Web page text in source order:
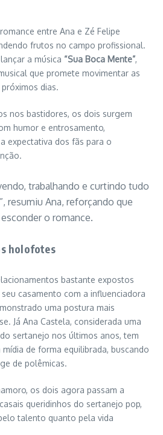
entre Ana e Zé Felipe
frutos no campo profissional.
a música “Sua Boca Mente”,
que promete movimentar as
dias.
nos bastidores, os dois surgem
humor e entrosamento,
expectativa dos fãs para o
trabalhando e curtindo tudo
resumiu Ana, reforçando que
o romance.
holofotes
bastante expostos
casamento com a influenciadora
uma postura mais
Já Ana Castela, considerada uma
sertanejo nos últimos anos, tem
de forma equilibrada, buscando
de polêmicas.
os dois agora passam a
queridinhos do sertanejo pop,
talento quanto pela vida